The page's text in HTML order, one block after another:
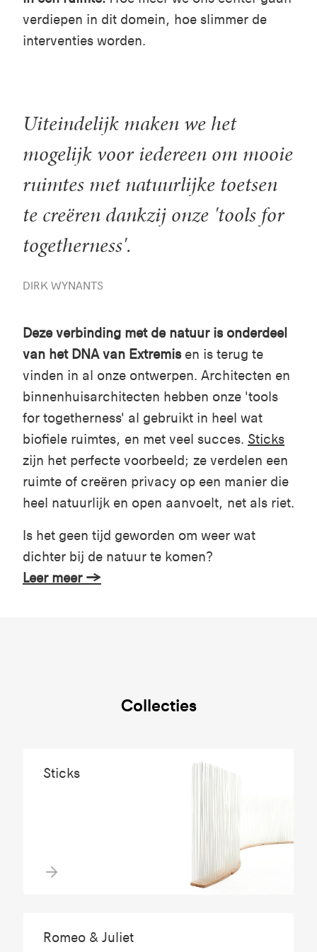
verdiepen in dit domein, hoe slimmer de
interventies worden.
Uiteindelijk maken we het
mogelijk voor iedereen om mooie
ruimtes met natuurlijke toetsen
te creëren dankzij onze 'tools for
togetherness'.
DIRK WYNANTS
Deze verbinding met de natuur is onderdeel
van het DNA van Extremis en is terug te
vinden in al onze ontwerpen. Architecten en
binnenhuisarchitecten hebben onze 'tools
for togetherness' al gebruikt in heel wat
biofiele ruimtes, en met veel succes. Sticks
zijn het perfecte voorbeeld; ze verdelen een
ruimte of creëren privacy op een manier die
heel natuurlijk en open aanvoelt, net als riet.
Is het geen tijd geworden om weer wat
dichter bij de natuur te komen?
Leer meer →
Collecties
Sticks
Romeo & Juliet